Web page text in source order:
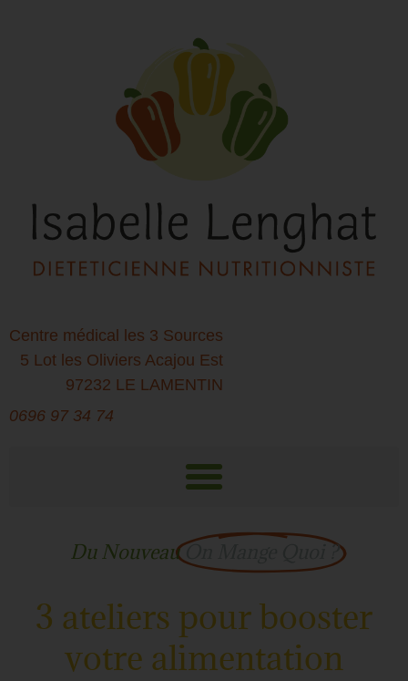
Centre médical les 3 Sources
5 Lot les Oliviers Acajou Est
97232 LE LAMENTIN
0696 97 34 74
Du NouveauOn Mange Quoi ?
3 ateliers pour booster
votre alimentation